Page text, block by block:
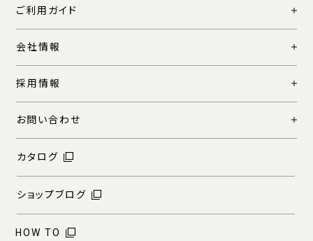
ご利用ガイド
会社情報
採用情報
お問い合わせ
カタログ
ショップブログ
HOW TO